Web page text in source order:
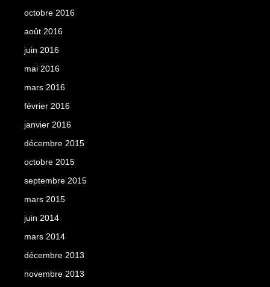
octobre 2016
août 2016
juin 2016
mai 2016
mars 2016
février 2016
janvier 2016
décembre 2015
octobre 2015
septembre 2015
mars 2015
juin 2014
mars 2014
décembre 2013
novembre 2013